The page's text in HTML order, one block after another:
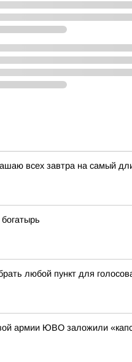
всех завтра на самый
любой пункт для
армии ЮВО заложили